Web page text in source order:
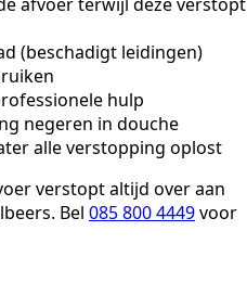
(beschadigt leidingen)
hulp
negeren in douche
alle verstopping oplost
verstopt altijd over aan
Bel 085 800 4449voor